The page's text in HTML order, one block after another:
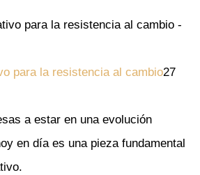
para la resistencia al cambio27
a estar en una evolución
en día es una pieza fundamental